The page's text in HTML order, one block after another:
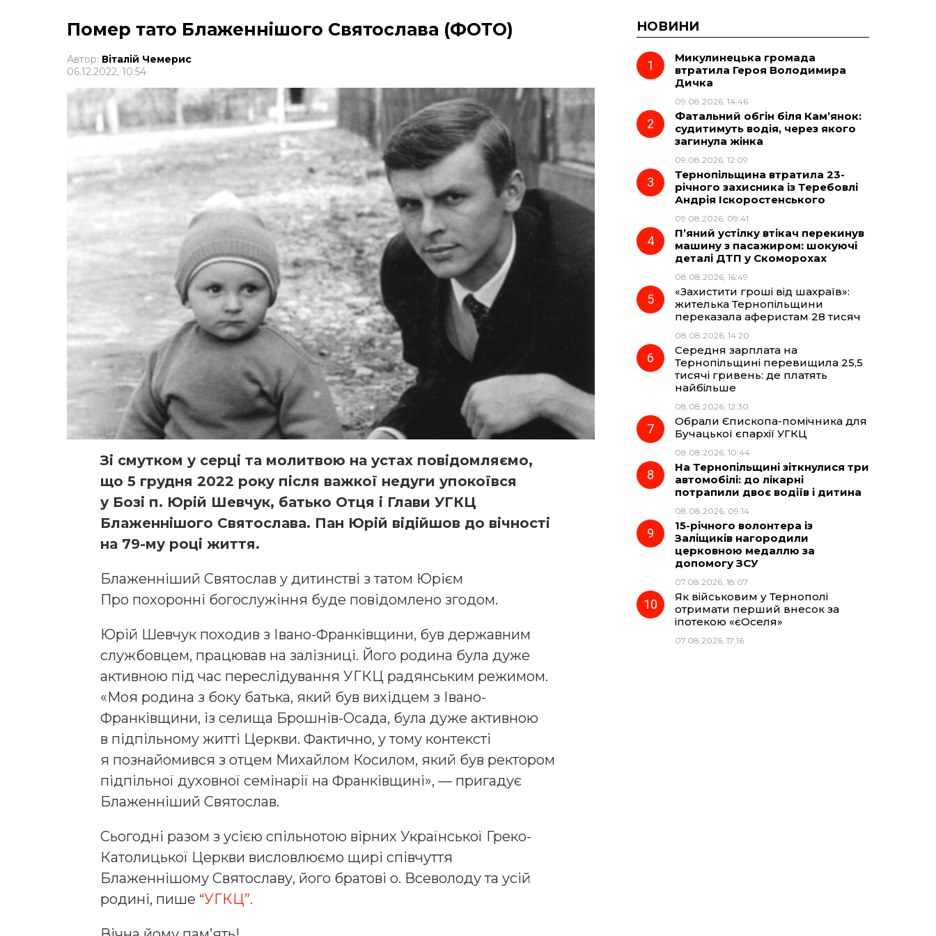
Помер тато Блаженнішого Святослава (ФОТО)
Автор: Віталій Чемерис
06.12.2022, 10:54
Зі смутком у серці та молитвою на устах повідомляємо,
що 5 грудня 2022 року після важкої недуги упокоївся
у Бозі п. Юрій Шевчук, батько Отця і Глави УГКЦ
Блаженнішого Святослава. Пан Юрій відійшов до вічності
на 79-му році життя.
Блаженніший Святослав у дитинстві з татом Юрієм
Про похоронні богослужіння буде повідомлено згодом.
Юрій Шевчук походив з Івано-Франківщини, був державним
службовцем, працював на залізниці. Його родина була дуже
активною під час переслідування УГКЦ радянським режимом.
«Моя родина з боку батька, який був вихідцем з Івано-
Франківщини, із селища Брошнів-Осада, була дуже активною
в підпільному житті Церкви. Фактично, у тому контексті
я познайомився з отцем Михайлом Косилом, який був ректором
підпільної духовної семінарії на Франківщині», — пригадує
Блаженніший Святослав.
Сьогодні разом з усією спільнотою вірних Української Греко-
Католицької Церкви висловлюємо щирі співчуття
Блаженнішому Святославу, його братові о. Всеволоду та усій
родині, пише “УГКЦ”.
НОВИНИ
Микулинецька громада
втратила Героя Володимира
Дичка
09.08.2026, 14:46
Фатальний обгін біля Кам’янок:
судитимуть водія, через якого
загинула жінка
09.08.2026, 12:09
Тернопільщина втратила 23-
річного захисника із Теребовлі
Андрія Іскоростенського
09.08.2026, 09:41
П’яний устілку втікач перекинув
машину з пасажиром: шокуючі
деталі ДТП у Скоморохах
08.08.2026, 16:49
«Захистити гроші від шахраїв»:
жителька Тернопільщини
переказала аферистам 28 тисяч
08.08.2026, 14:20
Середня зарплата на
Тернопільщині перевищила 25,5
тисячі гривень: де платять
найбільше
08.08.2026, 12:30
Обрали Єпископа-помічника для
Бучацької єпархії УГКЦ
08.08.2026, 10:44
На Тернопільщині зіткнулися три
автомобілі: до лікарні
потрапили двоє водіїв і дитина
08.08.2026, 09:14
15-річного волонтера із
Заліщиків нагородили
церковною медаллю за
допомогу ЗСУ
07.08.2026, 18:07
Як військовим у Тернополі
отримати перший внесок за
іпотекою «єОселя»
07.08.2026, 17:16